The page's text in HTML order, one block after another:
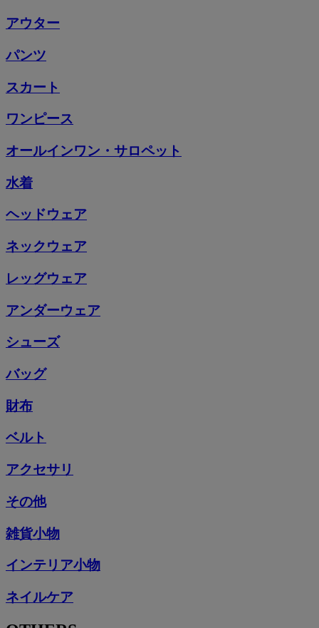
アウター
パンツ
スカート
ワンピース
オールインワン・サロペット
水着
ヘッドウェア
ネックウェア
レッグウェア
アンダーウェア
シューズ
バッグ
財布
ベルト
アクセサリ
その他
雑貨小物
インテリア小物
ネイルケア